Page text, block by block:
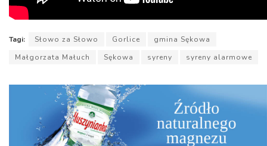
Tagi: Słowo za Słowo Gorlice
gmina Sękowa
Małgorzata Małuch
Sękowa syreny syreny alarmowe